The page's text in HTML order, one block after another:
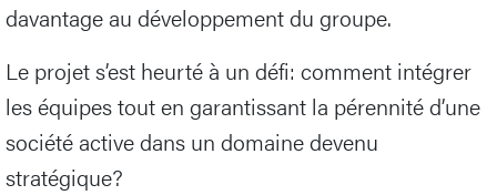
davantage au développement du groupe.
Le projet s’est heurté à un défi: comment intégrer
les équipes tout en garantissant la pérennité d’une
société active dans un domaine devenu
stratégique?